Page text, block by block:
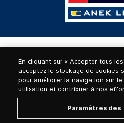
En cliquant sur « Accepter tous
acceptez le stockage de cookies
pour améliorer la navigation sur
utilisation et contribuer à nos
Paramètres des